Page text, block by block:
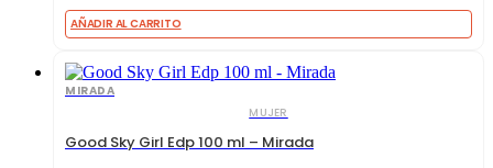
AÑADIR AL CARRITO
MIRADA
MUJER
Good Sky Girl Edp 100 ml – Mirada